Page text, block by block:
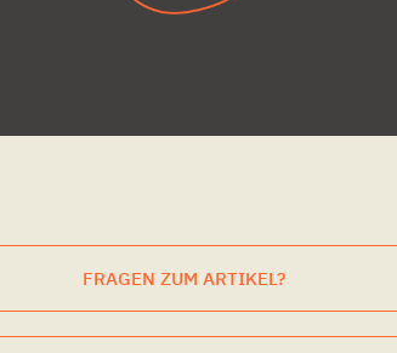
FRAGEN ZUM ARTIKEL?